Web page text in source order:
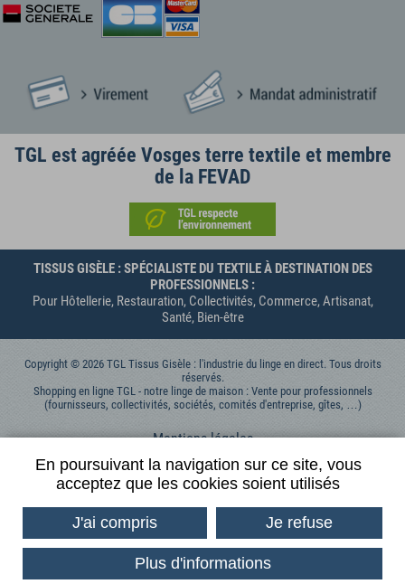
TGL est agréée Vosges terre textile et membre
de la FEVAD
TISSUS GISÈLE : SPÉCIALISTE DU TEXTILE À DESTINATION DES
PROFESSIONNELS :
Pour Hôtellerie, Restauration, Collectivités, Commerce, Artisanat,
Santé, Bien-être
Copyright © 2026 TGL Tissus Gisèle : l'industrie du linge en direct. Tous droits
réservés.
Shopping en ligne TGL - notre linge de maison : Vente pour professionnels
(fournisseurs, collectivités, sociétés, comités d'entreprise, gîtes, …)
Mentions légales
Données personnelles
Contactez-nous
Conditions générales de vente
Conditions Générales d'Utilisation
En poursuivant la navigation sur ce site, vous
acceptez que les cookies soient utilisés
J'ai compris Je refuse
Plus d'informations